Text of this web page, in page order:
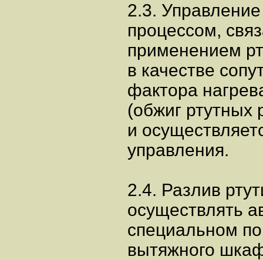
2.3.
процессом,
применением
в качестве
фактора
(обжиг ртутных
и
управления.
2.4. Разлив
осуществлять
специальном
вытяжного